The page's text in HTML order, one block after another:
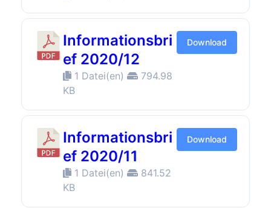
Informationsbri
ef 2020/12
1 Datei(en)
794.98
KB
Download
Informationsbri
ef 2020/11
1 Datei(en)
841.52
KB
Download